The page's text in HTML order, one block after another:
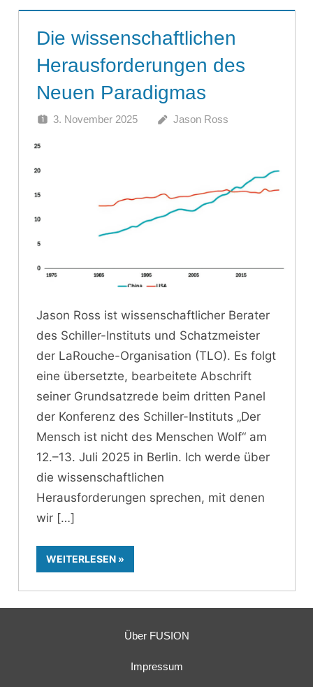
Die wissenschaftlichen
Herausforderungen des
Neuen Paradigmas
3. November 2025 Jason Ross
Jason Ross ist wissenschaftlicher Berater
des Schiller-Instituts und Schatzmeister
der LaRouche-Organisation (TLO). Es folgt
eine übersetzte, bearbeitete Abschrift
seiner Grundsatzrede beim dritten Panel
der Konferenz des Schiller-Instituts „Der
Mensch ist nicht des Menschen Wolf“ am
12.–13. Juli 2025 in Berlin. Ich werde über
die wissenschaftlichen
Herausforderungen sprechen, mit denen
wir
WEITERLESEN
Über FUSION
Impressum